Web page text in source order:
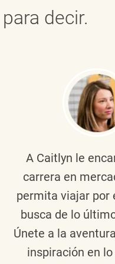
decir.
A Caitlyn le
carrera en
permita viajar por
busca de lo
Únete a la
inspiración en